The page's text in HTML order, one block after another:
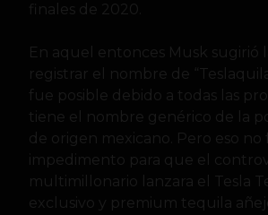
finales de 2020.
En aquel entonces Musk sugirió
registrar el nombre de
fue posible debido a todas las
tiene el nombre genérico de la
de origen mexicano. Pero eso no
impedimento para que el
multimillonario lanzara el Tesla
exclusivo y premium tequila